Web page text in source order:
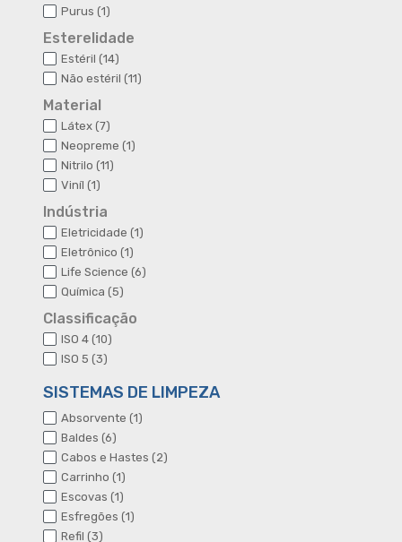
Purus 11
Esterelidade
Estéril 1414
produtos
Não estéril 1111
Material
Látex 77
produtos
Neopreme 11
Nitrilo 1111
Viníl 11
Indústria
Eletricidade 11
Eletrônico 11
produto
Life Science 66
Química 55
Classificação
ISO 4 1010
ISO 5 33
SISTEMAS DE LIMPEZA
Absorvente 11
Baldes 66
produtos
Cabos e Hastes 22
Carrinho 11
produto
Escovas 11
produto
Esfregões 11
Refil 33